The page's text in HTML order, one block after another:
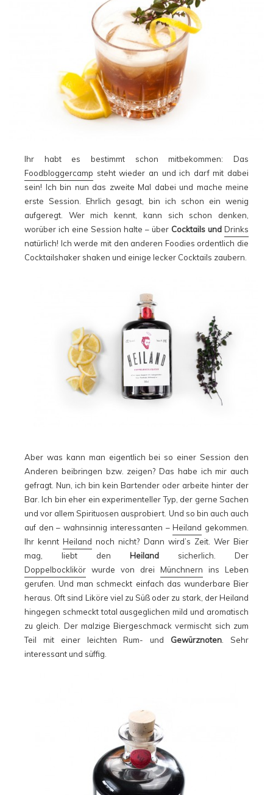
Ihr habt es bestimmt schon mitbekommen: Das
Foodbloggercamp steht wieder an und ich darf mit dabei
sein! Ich bin nun das zweite Mal dabei und mache meine
erste Session. Ehrlich gesagt, bin ich schon ein wenig
aufgeregt. Wer mich kennt, kann sich schon denken,
worüber ich eine Session halte – über Cocktails und Drinks
natürlich! Ich werde mit den anderen Foodies ordentlich die
Cocktailshaker shaken und einige lecker Cocktails zaubern.
Aber was kann man eigentlich bei so einer Session den
Anderen beibringen bzw. zeigen? Das habe ich mir auch
gefragt. Nun, ich bin kein Bartender oder arbeite hinter der
Bar. Ich bin eher ein experimenteller Typ, der gerne Sachen
und vor allem Spirituosen ausprobiert. Und so bin auch auch
auf den – wahnsinnig interessanten –Heiland gekommen.
Ihr kenntHeiland noch nicht? Dann wird’s Zeit. Wer Bier
mag, liebt den Heiland sicherlich. Der
Doppelbocklikör wurde von drei Münchnern ins Leben
gerufen. Und man schmeckt einfach das wunderbare Bier
heraus. Oft sind Liköre viel zu Süß oder zu stark, der Heiland
hingegen schmeckt total ausgeglichen mild und aromatisch
zu gleich. Der malzige Biergeschmack vermischt sich zum
Teil mit einer leichten Rum- und Gewürznoten . Sehr
interessant und süffig.